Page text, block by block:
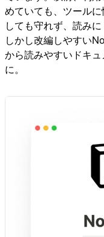
めていても、ツール
しても守れず、読み
しかし改編しやすい
から読みやすいドキ
に。